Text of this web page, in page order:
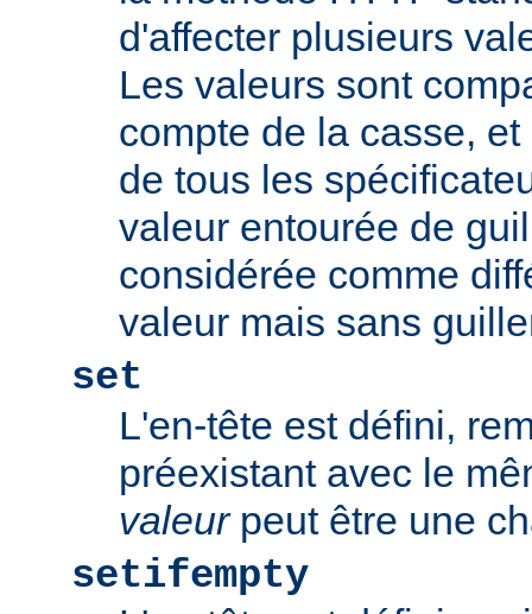
d'affecter plusieurs
Les valeurs sont
compte de la casse,
de tous les
valeur entourée de
considérée comme
valeur mais sans
set
L'en-tête est défini,
préexistant avec le
valeurpeut être une
setifempty